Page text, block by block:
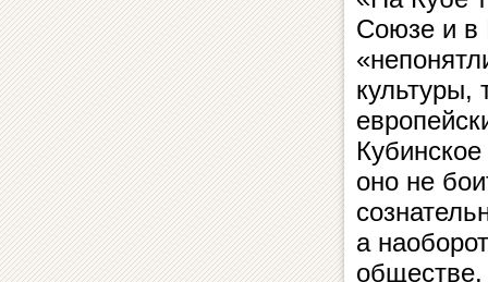
Союзе и в
культуры,
оно не
а
обществе.